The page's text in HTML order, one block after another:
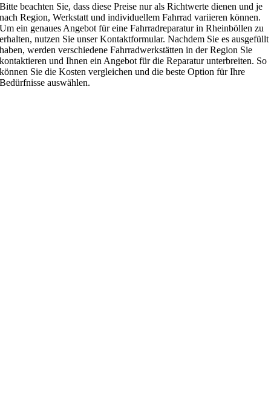
Bitte beachten Sie, dass diese Preise nur als Richtwerte dienen und je
nach Region, Werkstatt und individuellem Fahrrad variieren können.
Um ein genaues Angebot für eine Fahrradreparatur in Rheinböllen zu
erhalten, nutzen Sie unser Kontaktformular. Nachdem Sie es ausgefüllt
haben, werden verschiedene Fahrradwerkstätten in der Region Sie
kontaktieren und Ihnen ein Angebot für die Reparatur unterbreiten. So
können Sie die Kosten vergleichen und die beste Option für Ihre
Bedürfnisse auswählen.